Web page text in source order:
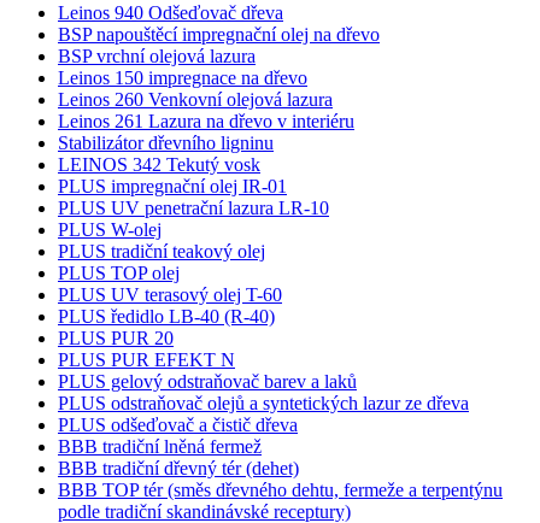
Leinos 940 Odšeďovač dřeva
BSP napouštěcí impregnační olej na dřevo
BSP vrchní olejová lazura
Leinos 150 impregnace na dřevo
Leinos 260 Venkovní olejová lazura
Leinos 261 Lazura na dřevo v interiéru
Stabilizátor dřevního ligninu
LEINOS 342 Tekutý vosk
PLUS impregnační olej IR-01
PLUS UV penetrační lazura LR-10
PLUS W-olej
PLUS tradiční teakový olej
PLUS TOP olej
PLUS UV terasový olej T-60
PLUS ředidlo LB-40 (R-40)
PLUS PUR 20
PLUS PUR EFEKT N
PLUS gelový odstraňovač barev a laků
PLUS odstraňovač olejů a syntetických lazur ze dřeva
PLUS odšeďovač a čistič dřeva
BBB tradiční lněná fermež
BBB tradiční dřevný tér (dehet)
BBB TOP tér (směs dřevného dehtu, fermeže a terpentýnu
podle tradiční skandinávské receptury)